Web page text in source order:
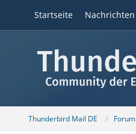
Startseite Nachrichten
Thunderbird Mail DE Forum